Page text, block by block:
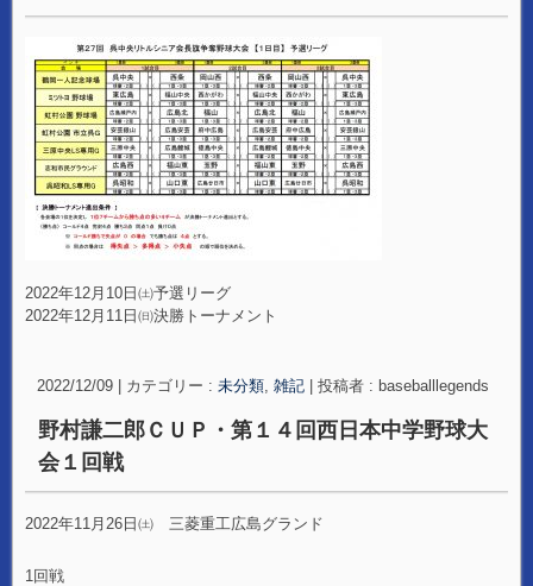
2022年12月10日㈯予選リーグ
2022年12月11日㈰決勝トーナメント
2022/12/09 | カテゴリー : 未分類 雑記 | 投稿者 : baseballlegends
野村謙二郎ＣＵＰ・第１４回西日本中学野球大
会１回戦
2022年11月26日㈯ 三菱重工広島グランド
1回戦